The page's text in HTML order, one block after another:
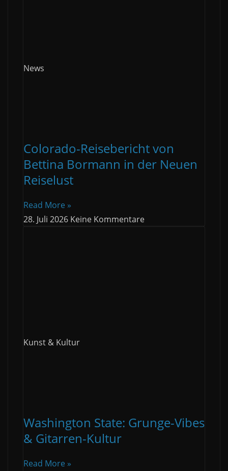
News
Colorado-Reisebericht von
Bettina Bormann in der Neuen
Reiselust
Read More »
28. Juli 2026 Keine Kommentare
Kunst & Kultur
Washington State: Grunge-Vibes
& Gitarren-Kultur
Read More »